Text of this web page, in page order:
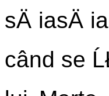
sÄ iasÄ
când se